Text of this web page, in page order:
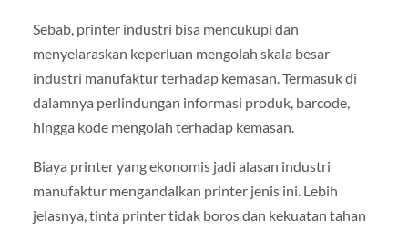
Sebab, printer industri bisa mencukupi dan
menyelaraskan keperluan mengolah skala besar
industri manufaktur terhadap kemasan. Termasuk di
dalamnya perlindungan informasi produk, barcode,
hingga kode mengolah terhadap kemasan.
Biaya printer yang ekonomis jadi alasan industri
manufaktur mengandalkan printer jenis ini. Lebih
jelasnya, tinta printer tidak boros dan kekuatan tahan